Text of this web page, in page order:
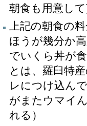
朝食も用意し
上記の朝食の
ほうが幾分か
でいくら丼が
とは、羅臼特
レにつけ込ん
がまたウマイ
れる）